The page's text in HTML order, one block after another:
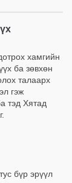
хамгийн
ба зөвхөн
талаарх
гэж
тэд Хятад
бүр эрүүл